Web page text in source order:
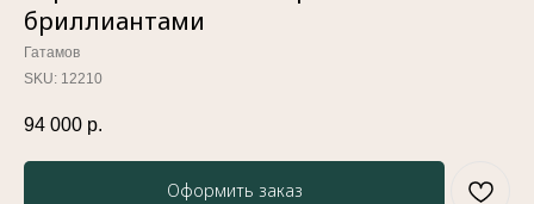
бриллиантами
Гатамов
SKU: 12210
94 000 р.
Оформить заказ